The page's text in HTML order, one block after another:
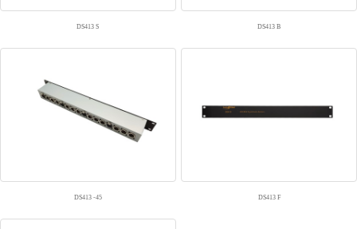
DS413 S DS413 B
DS413 -45 DS413 F